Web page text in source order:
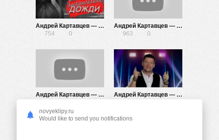
Андрей Картавцев — Заскандалили дожди
754
0
Андрей Картавцев — Звонить не надо
963
0
Андрей Картавцев — Какая же ты …
Андрей Картавцев — Ты думала
novyeklipy.ru
Would like to send you notifications